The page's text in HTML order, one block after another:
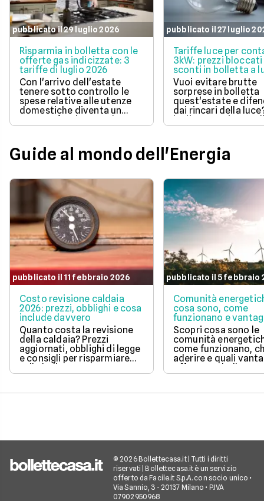
pubblicato il 29 luglio 2026
Risparmia in bolletta con le
offerte gas indicizzate: 3
tariffe di luglio 2026
Con l'arrivo dell'estate
tenere sotto controllo le
spese relative alle utenze
domestiche diventa un
aspetto fondamentale per
la pianificazione del bilancio
soluzione a prezzo variabile
consente di agganciare la
all'andamento aggiornato
del mercato dell'energia
naturale.
pubblicato il 27 luglio
Tariffe luce per
3kW: prezzi bloccati
sconti in bolletta a
2026
Vuoi evitare brutte
sorprese in bolletta
quest'estate e
dai rincari della
luglio 2026 ci sono
offerte con prezzo
aiutano a tenere
controllo le spese di
Scopri la soluzione
conveniente per te
quelle proposte da
Illumia e Ajò Energia
risparmiare fin da
Guide al mondo dell'Energia
pubblicato il 11 febbraio 2026
Costo revisione caldaia
2026: prezzi, obblighi e cosa
include davvero
Quanto costa la revisione
della caldaia? Prezzi
aggiornati, obblighi di legge
e consigli per risparmiare
sulla bolletta gas.
pubblicato il 5 febbraio
Comunità
cosa sono, come
funzionano e
Scopri cosa sono le
comunità
come funzionano,
aderire e quali
offrono su bolletta e
sostenibilità.
© 2026 Bollettecasa.it | Tutti i diritti
riservati | Bollettecasa.it è un servizio
offerto da Facile.it S.p.A. con socio unico •
Via Sannio, 3 - 20137 Milano • P.IVA
07902950968